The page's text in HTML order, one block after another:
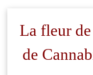
La fleur
de